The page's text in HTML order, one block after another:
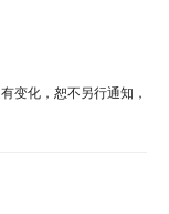
变化，恕不另行通知，